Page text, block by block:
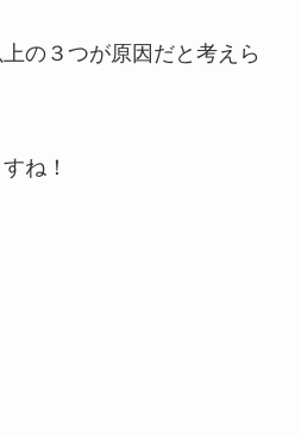
の３つが原因だと考えら
ね！